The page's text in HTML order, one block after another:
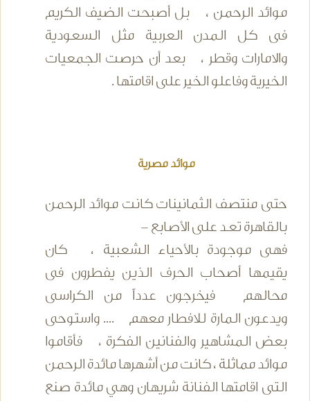
موائد الرحمن ، بل أصبحت الضيف الكريم
فى كل المدن العربية مثل السعودية
والامارات وقطر ، بعد أن حرصت الجمعيات
الخيرية وفاعلو الخير على اقامتها .
موائد مصرية
حتى منتصف الثمانينات كانت موائد الرحمن
بالقاهرة تعـد على الأصابع -
فهى موجودة بالأحياء الشعبية ، كان
يقيمها أصحاب الحرف الذين يفطرون فى
محالهم فيخرجون عدداً من الكراسى
ويدعون المارة للافطار معهم .... واستوحى
بعض المشاهير والفنانين الفكرة ، فأقاموا
موائد مماثلة ، كانت من أشهرها مائدة الرحمن
التى اقامتها الفنانة شريهان وهي مائدة صنع